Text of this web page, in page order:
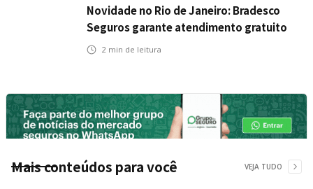
Novidade no Rio de Janeiro: Bradesco
Seguros garante atendimento gratuito
na Ponte Rio-Niterói
2 min de leitura
Mais conteúdos para você VEJA TUDO